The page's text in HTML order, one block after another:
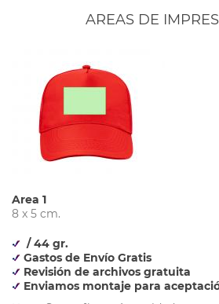
AREAS DE
Area 1
8 x 5 cm.
/ 44 gr.
Gastos de Envío Gratis
Revisión de archivos gratuita
Enviamos montaje para